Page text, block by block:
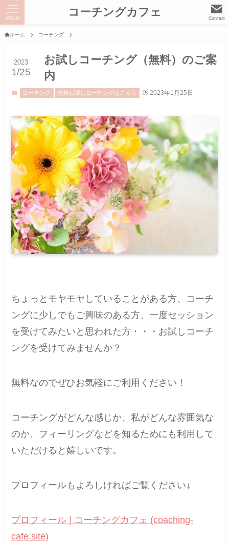
コーチングカフェ Contact
MENU
ホーム コーチング
お試しコーチング（無料）のご案
内
2023
1/25
コーチング 無料お試しコーチングはこちら 2023年1月25日
ちょっとモヤモヤしていることがある方、コーチ
ングに少しでもご興味のある方、一度セッション
を受けてみたいと思われた方・・・お試しコーチ
ングを受けてみませんか？
無料なのでぜひお気軽にご利用ください！
コーチングがどんな感じか、私がどんな雰囲気な
のか、フィーリングなどを知るためにも利用して
いただけると嬉しいです。
プロフィールもよろしければご覧ください↓
プロフィール | コーチングカフェ (coaching-
cafe.site)